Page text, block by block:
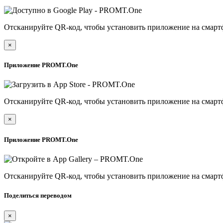
Отсканируйте QR-код, чтобы установить приложение на
×
Приложение PROMT.One
Отсканируйте QR-код, чтобы установить приложение на
×
Приложение PROMT.One
Отсканируйте QR-код, чтобы установить приложение на
Поделиться переводом
×